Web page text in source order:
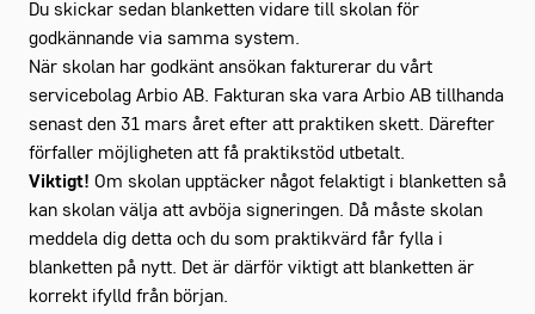
Du skickar sedan blanketten vidare till skolan för
godkännande via samma system.
När skolan har godkänt ansökan fakturerar du vårt
servicebolag Arbio AB. Fakturan ska vara Arbio AB tillhanda
senast den 31 mars året efter att praktiken skett. Därefter
förfaller möjligheten att få praktikstöd utbetalt.
Viktigt! Om skolan upptäcker något felaktigt i blanketten så
kan skolan välja att avböja signeringen. Då måste skolan
meddela dig detta och du som praktikvärd får fylla i
blanketten på nytt. Det är därför viktigt att blanketten är
korrekt ifylld från början.